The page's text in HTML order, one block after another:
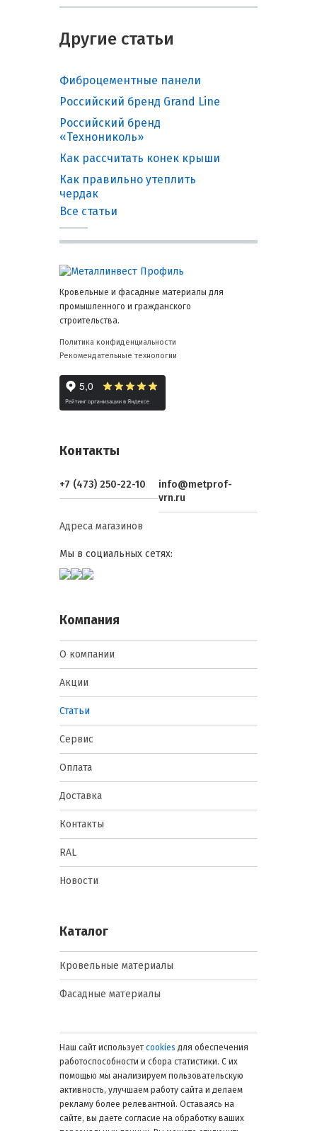
Другие статьи
Фиброцементные панели
Российский бренд Grand Line
Российский бренд
«Технониколь»
Как рассчитать конек крыши
Как правильно утеплить
чердак
Все статьи
Кровельные и фасадные материалы для
промышленного и гражданского
строительства.
Политика конфиденциальности
Рекомендательные технологии
Контакты
+7 (473) 250-22-10
info@metprof-
vrn.ru
Адреса магазинов
Мы в социальных сетях:
Компания
О компании
Акции
Статьи
Сервис
Оплата
Доставка
Контакты
RAL
Новости
Каталог
Кровельные материалы
Фасадные материалы
Наш сайт использует cookies для обеспечения
работоспособности и сбора статистики. С их
помощью мы анализируем пользовательскую
активность, улучшаем работу сайта и делаем
рекламу более релевантной. Оставаясь на
сайте, вы даете согласие на обработку ваших